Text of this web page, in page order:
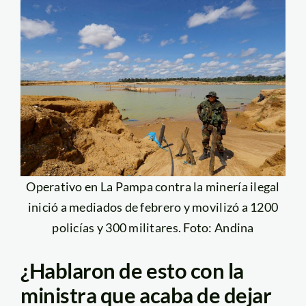
Operativo en La Pampa contra la minería ilegal
inició a mediados de febrero y movilizó a 1200
policías y 300 militares. Foto: Andina
¿Hablaron de esto con la
ministra que acaba de dejar